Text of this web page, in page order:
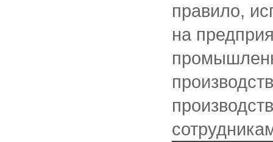
правило,
на